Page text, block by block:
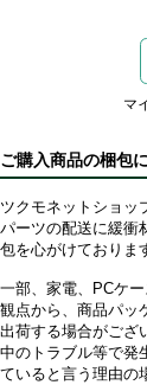
マ
ご購入商品の梱包
ツクモネットショッ
パーツの配送に緩衝
包を心がけておりま
一部、家電、PCケ
観点から、商品パッ
出荷する場合がござ
中のトラブル等で発
ていると言う理由の